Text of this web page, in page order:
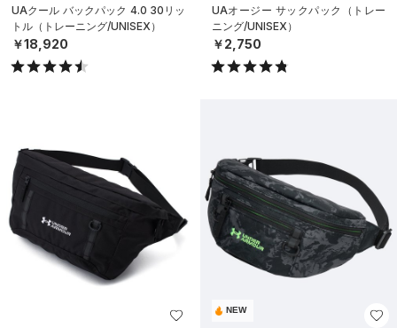
UAクール バックパック 4.0 30リッ
トル（トレーニング/UNISEX）
￥18,920
UAオージー サックパック（トレー
ニング/UNISEX）
￥2,750
NEW